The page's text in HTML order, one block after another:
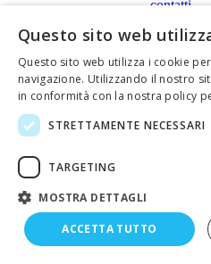
contatti
contatti
contatti
contatti
contatti
Questo sito web
Questo sito web utilizza i cookie
navigazione. Utilizzando il nostro
in conformità con la nostra policy
STRETTAMENTE NECESSARI
TARGETING
MOSTRA DETTAGLI
ACCETTA TUTTO